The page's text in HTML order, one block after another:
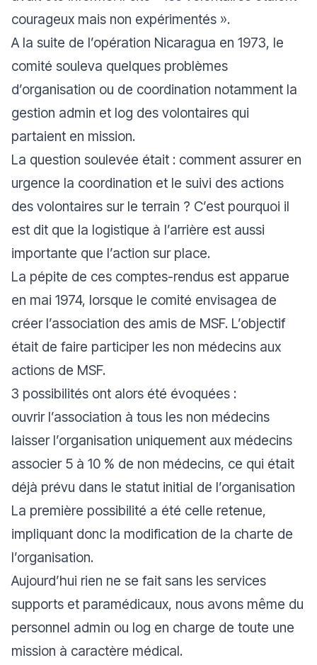
courageux mais non expérimentés ».
A la suite de l’opération Nicaragua en 1973, le
comité souleva quelques problèmes
d’organisation ou de coordination notamment la
gestion admin et log des volontaires qui
partaient en mission.
La question soulevée était : comment assurer en
urgence la coordination et le suivi des actions
des volontaires sur le terrain ? C’est pourquoi il
est dit que la logistique à l’arrière est aussi
importante que l’action sur place.
La pépite de ces comptes-rendus est apparue
en mai 1974, lorsque le comité envisagea de
créer l’association des amis de MSF. L’objectif
était de faire participer les non médecins aux
actions de MSF.
3 possibilités ont alors été évoquées :
ouvrir l’association à tous les non médecins
laisser l’organisation uniquement aux médecins
associer 5 à 10 % de non médecins, ce qui était
déjà prévu dans le statut initial de l’organisation
La première possibilité a été celle retenue,
impliquant donc la modification de la charte de
l’organisation.
Aujourd’hui rien ne se fait sans les services
supports et paramédicaux, nous avons même du
personnel admin ou log en charge de toute une
mission à caractère médical.